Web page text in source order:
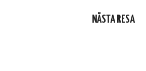
NÄSTA RESA